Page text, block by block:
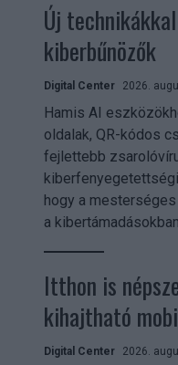
Új
kiberbűnözők
Digital Center 2026.
Hamis AI
oldalak, QR-kódos
fejlettebb
hogy a
a
Itthon is
kihajtható
Digital Center 2026.